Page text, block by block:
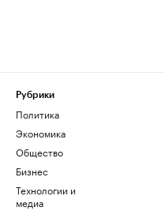
Рубрики
Политика
Экономика
Общество
Бизнес
Технологии и
медиа